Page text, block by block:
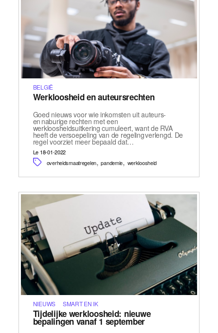
BELGIË
Werkloosheid en auteursrechten
Goed nieuws voor wie inkomsten uit auteurs-
en naburige rechten met een
werkloosheidsuitkering cumuleert, want de RVA
heeft de versoepeling van de regeling verlengd. De
regel voorziet meer bepaald dat…
Le 18-01-2022
overheidsmaatregelen,pandemie, werkloosheid
NIEUWS SMART EN IK
Tijdelijke werkloosheid: nieuwe
bepalingen vanaf 1 september